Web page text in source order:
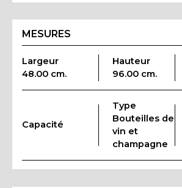
MESURES
Largeur
48.00 cm.
Hauteur
96.00 cm.
Capacité
Type
Bouteilles de
vin et
champagne